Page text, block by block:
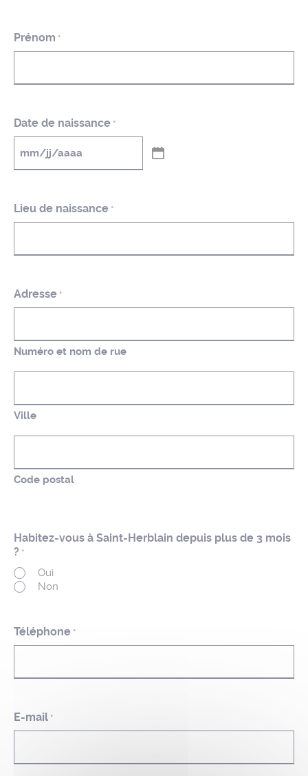
Prénom *
Date de naissance *
MM
slash
AAAA
Lieu de naissance *
Adresse *
Numéro et nom de rue
Ville
Code postal
Habitez-vous à Saint-Herblain depuis plus de 3 mois
? *
Oui
Non
Téléphone *
E-mail *